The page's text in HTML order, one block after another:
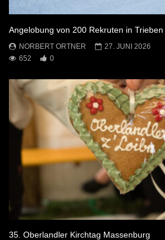
Angelobung von 200 Rekruten in Trieben
NORBERT ORTNER
27. JUNI 2026
652
0
35. Oberlandler Kirchtag Massenburg